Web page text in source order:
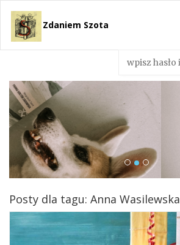
Zdaniem Szota
Posty dla tagu: Anna Wasilewska